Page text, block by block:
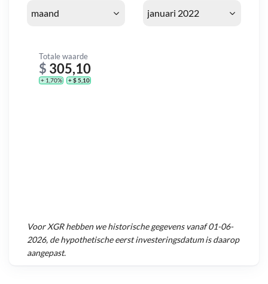
Totale waarde
$ 305,10
+ 1,70% + $ 5,10
VoorXGRhebben we historische gegevens vanaf01-06-
2026, de hypothetische eerst investeringsdatum is daarop
aangepast.